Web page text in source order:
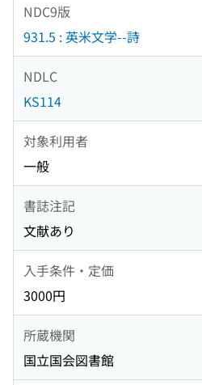
NDC9版
931.5 : 英米文学--詩
NDLC
KS114
対象利用者
一般
書誌注記
文献あり
入手条件・定価
3000円
所蔵機関
国立国会図書館